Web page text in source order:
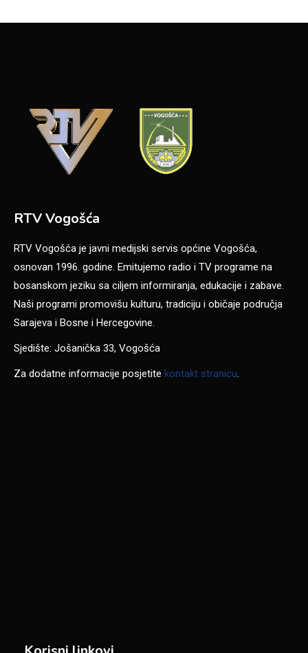
RTV Vogošća
RTV Vogošća je javni medijski servis općine Vogošća,
osnovan 1996. godine. Emitujemo radio i TV programe na
bosanskom jeziku sa ciljem informiranja, edukacije i zabave.
Naši programi promovišu kulturu, tradiciju i običaje područja
Sarajeva i Bosne i Hercegovine.
Sjedište: Jošanička 33, Vogošća
Za dodatne informacije posjetite kontakt stranicu.